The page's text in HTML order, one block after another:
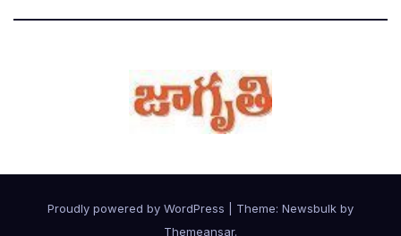
Proudly powered by WordPress Theme: Newsbulk by
Themeansar.